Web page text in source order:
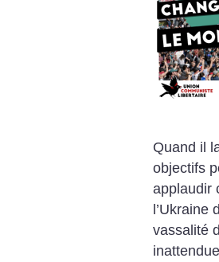
Quand il
objectifs
applaudir
l’Ukraine
vassalité